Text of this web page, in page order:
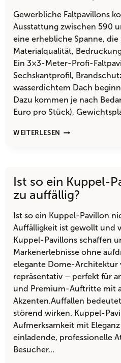
Gewerbliche Faltpavillons
Ausstattung zwischen 590
eine erhebliche Spanne,
Materialqualität,
Ein 3×3-Meter-Profi-
Sechskantprofil,
wasserdichtem Dach
Dazu kommen je nach
Euro pro Stück),
WEITERLESEN
WAS
FALTPAVILLON
REALISTISCH?
Ist so ein Kuppel-
zu auffällig?
Ist so ein Kuppel-Pavillon
Auffälligkeit ist gewollt und
Kuppel-Pavillons schaffen
Markenerlebnisse ohne
elegante Dome-Architektur
repräsentativ – perfekt für
und Premium-Auftritte mit
Akzenten.Auffallen
störend wirken. Kuppel-
Aufmerksamkeit mit
einladende, professionelle
Besucher…